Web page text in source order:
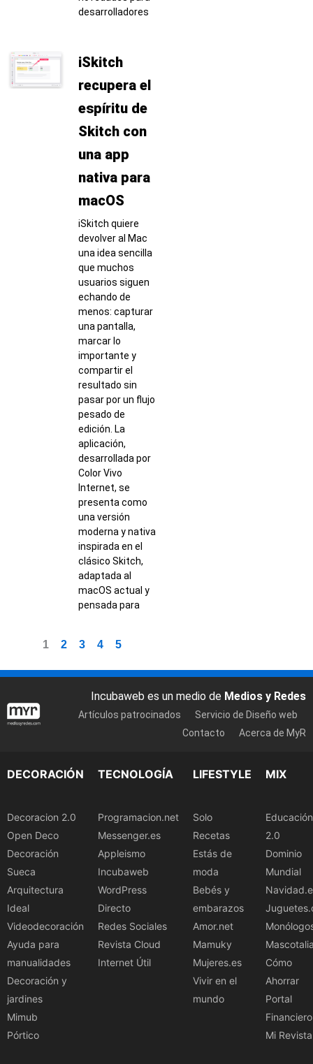
desarrolladores
iSkitch
recupera el
espíritu de
Skitch con
una app
nativa para
macOS
iSkitch quiere
devolver al Mac
una idea sencilla
que muchos
usuarios siguen
echando de
menos: capturar
una pantalla,
marcar lo
importante y
compartir el
resultado sin
pasar por un flujo
pesado de
edición. La
aplicación,
desarrollada por
Color Vivo
Internet, se
presenta como
una versión
moderna y nativa
inspirada en el
clásico Skitch,
adaptada al
macOS actual y
pensada para
1 2 3 4 5
Incubaweb es un medio de Medios y Redes
Artículos patrocinados
Servicio de Diseño web
Contacto
Acerca de MyR
DECORACIÓN
Decoracion 2.0
Open Deco
Decoración
Sueca
Arquitectura
Ideal
Videodecoración
Ayuda para
manualidades
Decoración y
jardines
Mimub
Pórtico
TECNOLOGÍA
Programacion.net
Messenger.es
Appleismo
Incubaweb
WordPress
Directo
Redes Sociales
Revista Cloud
Internet Útil
LIFESTYLE
Solo
Recetas
Estás de
moda
Bebés y
embarazos
Amor.net
Mamuky
Mujeres.es
Vivir en el
mundo
MIX
Educación
2.0
Dominio
Mundial
Cómo
Ahorrar
Portal
Financiero
Mi Revista